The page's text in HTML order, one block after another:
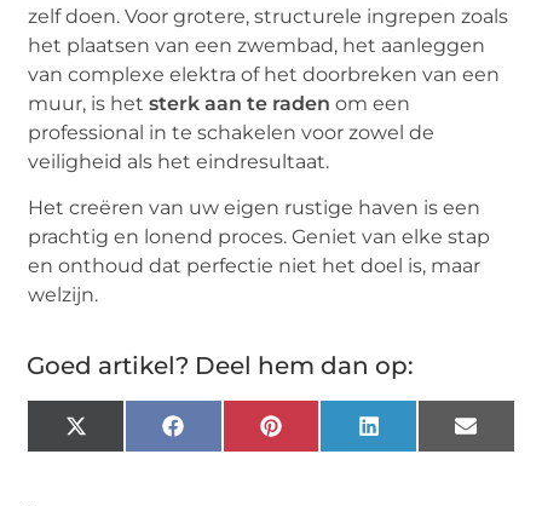
zelf doen. Voor grotere, structurele ingrepen zoals
het plaatsen van een zwembad, het aanleggen
van complexe elektra of het doorbreken van een
muur, is hetsterk aan te raden om een
professional in te schakelen voor zowel de
veiligheid als het eindresultaat.
Het creëren van uw eigen rustige haven is een
prachtig en lonend proces. Geniet van elke stap
en onthoud dat perfectie niet het doel is, maar
welzijn.
Goed artikel? Deel hem dan op:
X
(Twitter)
FacebookPinterest LinkedIn Email